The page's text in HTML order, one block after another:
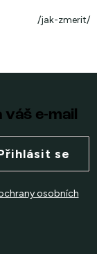
/jak-zmerit/
e-mail
osobních
se